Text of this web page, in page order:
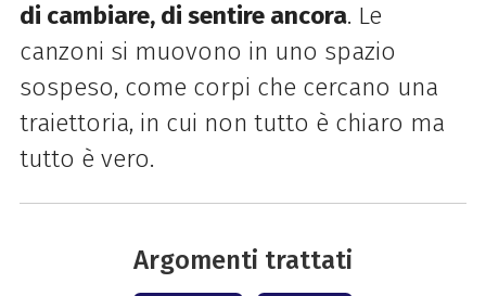
di cambiare, di sentire ancora. Le
canzoni si muovono in uno spazio
sospeso, come corpi che cercano una
traiettoria, in cui non tutto è chiaro ma
tutto è vero.
Argomenti trattati